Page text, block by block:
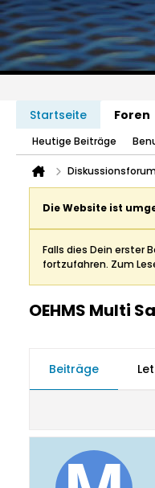
Startseite Foren
Heutige Beiträge
Die Website ist
Falls dies Dein erster
fortzufahren. Zum
OEHMS Multi
Beiträge